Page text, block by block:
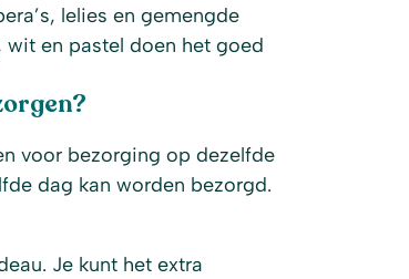
lelies en gemengde
wit en pastel doen het goed
voor bezorging op dezelfde
dag kan worden bezorgd.
Je kunt het extra